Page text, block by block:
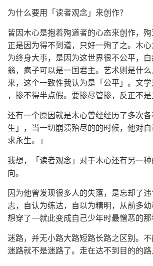
为什么要用「读者观念」来创作？
皆因木心是抱着殉道者的心态来创作，
正是因为得不到道，只好一殉了之。木
为终身大事，是因为这世界很不公平，
翁，疯子可以是一国君主。艺术则是什
来，这个一致性我认为是「公平」。文
，掺不得半点假。要掺尽管掺，反正不是
还有一个原因就是木心曾经经历了多次
生」，当一切崩溃殆尽的的时候，他对
求永生。」
我想，「读者观念」对于木心还有另一
向。
因为他曾发现很多人的失落，是忘却了
志，自认为练达，自以为精明，从前多幼
想穿了——就此变成自己少年时最憎恶的那
迷路，并无小路大路短路长路之区别。
迷路就不是迷路了。走在达不到目的的路